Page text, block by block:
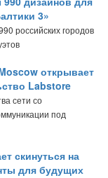
3»
российских городов
открывает
Labstore
сети со
под
скинуться на
для будущих